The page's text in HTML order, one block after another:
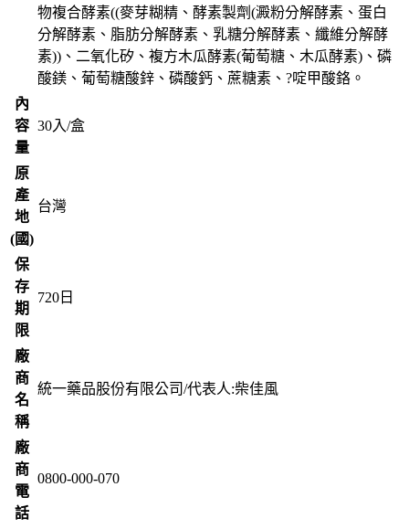
物複合酵素((麥芽糊精、酵素製劑(澱粉分解酵素、蛋白
分解酵素、脂肪分解酵素、乳糖分解酵素、纖維分解酵
素))、二氧化矽、複方木瓜酵素(葡萄糖、木瓜酵素)、磷
酸鎂、葡萄糖酸鋅、磷酸鈣、蔗糖素、?啶甲酸鉻。
內
容
量
30入/盒
原
產
地
(國)
台灣
保
存
期
限
720 日
廠
商
名
稱
統一藥品股份有限公司/代表人:柴佳風
廠
商
電
話
0800-000-070